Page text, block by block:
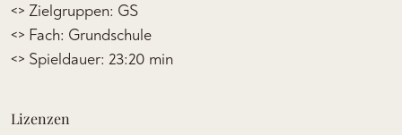
<> Zielgruppen: GS
<> Fach: Grundschule
<> Spieldauer: 23:20 min
Lizenzen